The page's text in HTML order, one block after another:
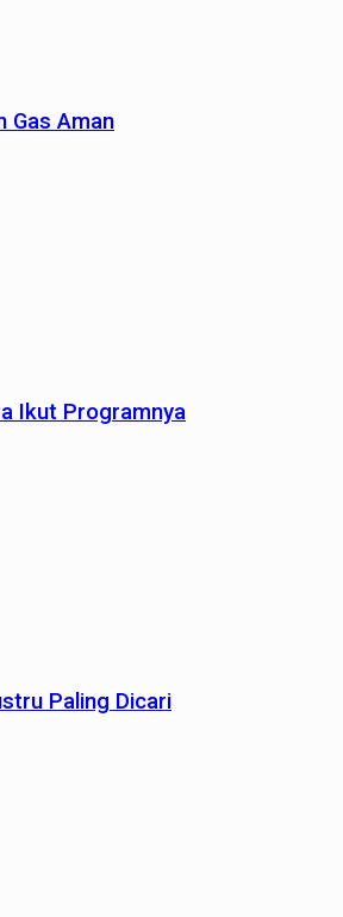
Gas Aman
Ikut Programnya
Paling Dicari